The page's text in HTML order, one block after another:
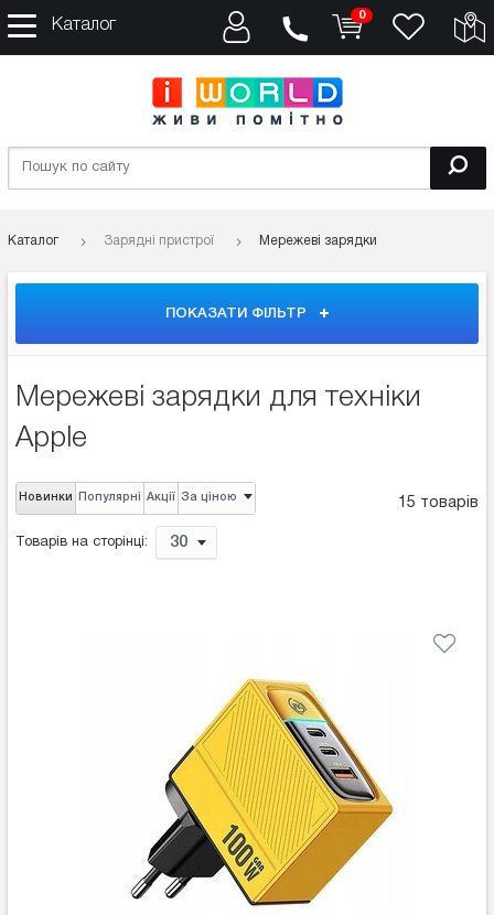
Каталог
0
Каталог Зарядні пристрої Мережеві зарядки
ПОКАЗАТИ ФІЛЬТР
Мережеві зарядки для техніки
Apple
15 товарів
Новинки Популярні Акції За ціною
Товарів на сторінці: 30